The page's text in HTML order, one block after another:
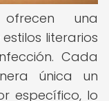
una
literarios
Cada
única un
específico, lo